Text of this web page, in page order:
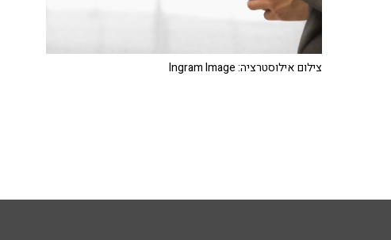
צילום אילוסטרציה: Ingram Image